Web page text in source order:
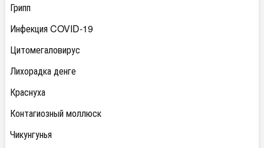
Грипп
Инфекция COVID-19
Цитомегаловирус
Лихорадка денге
Краснуха
Контагиозный моллюск
Чикунгунья